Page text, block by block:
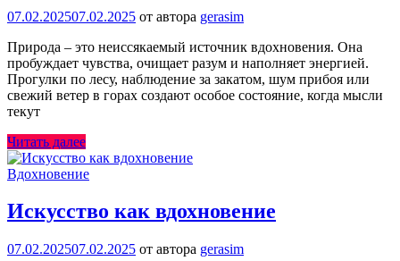
07.02.202507.02.2025 от автора gerasim
Природа – это неиссякаемый источник вдохновения. Она
пробуждает чувства, очищает разум и наполняет энергией.
Прогулки по лесу, наблюдение за закатом, шум прибоя или
свежий ветер в горах создают особое состояние, когда мысли
текут
Читать далее
Вдохновение
Искусство как вдохновение
07.02.202507.02.2025 от автора gerasim